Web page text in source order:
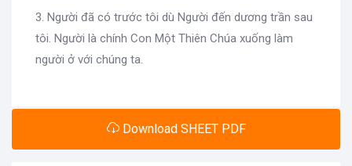
3. Người đã có trước tôi dù Người đến dương trần sau
tôi. Người là chính Con Một Thiên Chúa xuống làm
người ở với chúng ta.
Download SHEET PDF